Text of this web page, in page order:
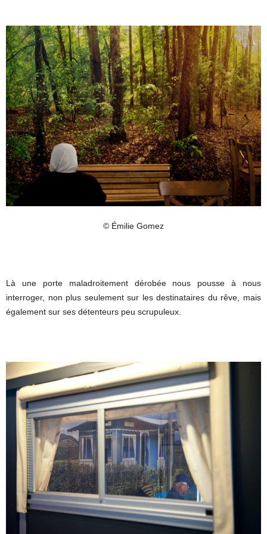
© Émilie Gomez
Là une porte maladroitement dérobée nous pousse à nous
interroger, non plus seulement sur les destinataires du rêve, mais
également sur ses détenteurs peu scrupuleux.